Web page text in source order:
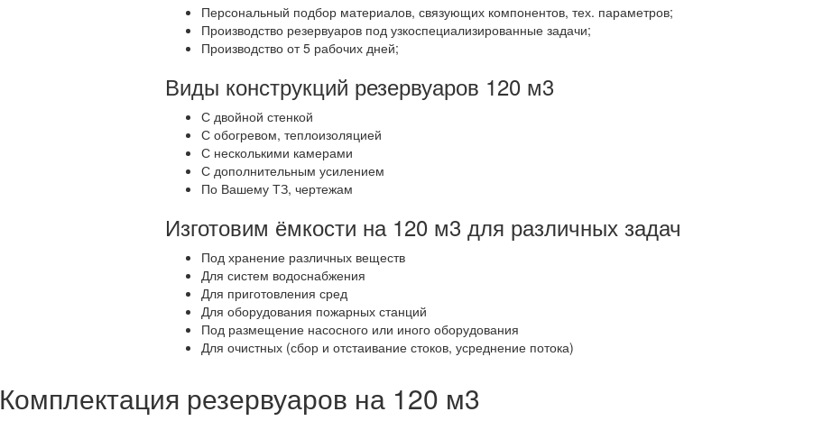
Персональный подбор материалов, связующих компонентов, тех. параметров;
Производство резервуаров под узкоспециализированные задачи;
Производство от 5 рабочих дней;
Виды конструкций резервуаров 120 м3
С двойной стенкой
С обогревом, теплоизоляцией
С несколькими камерами
С дополнительным усилением
По Вашему ТЗ, чертежам
Изготовим ёмкости на 120 м3 для различных задач
Под хранение различных веществ
Для систем водоснабжения
Для приготовления сред
Для оборудования пожарных станций
Под размещение насосного или иного оборудования
Для очистных (сбор и отстаивание стоков, усреднение потока)
Комплектация резервуаров на 120 м3